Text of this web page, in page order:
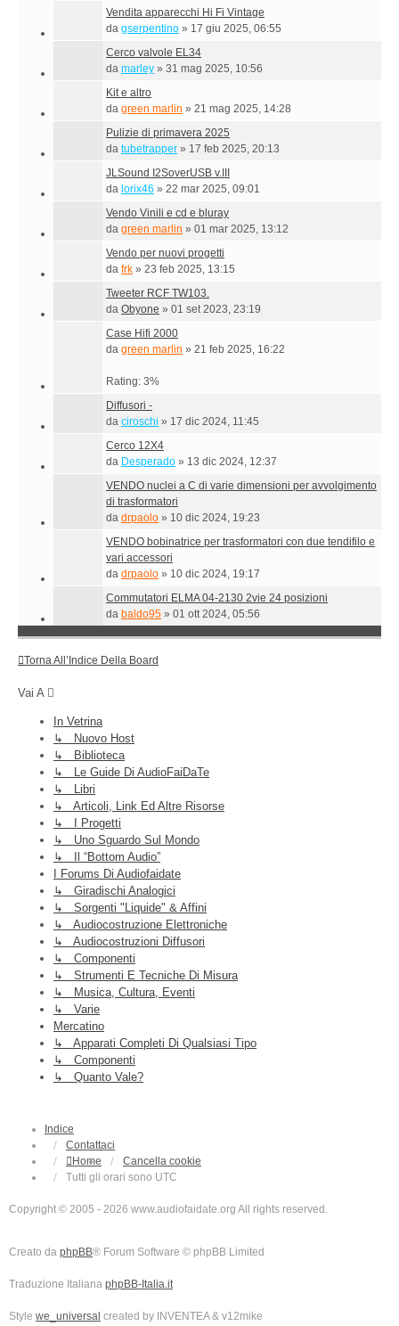
Vendita apparecchi Hi Fi Vintage
da gserpentino » 17 giu 2025, 06:55
Cerco valvole EL34
da marley » 31 mag 2025, 10:56
Kit e altro
da green marlin » 21 mag 2025, 14:28
Pulizie di primavera 2025
da tubetrapper » 17 feb 2025, 20:13
JLSound I2SoverUSB v.III
da lorix46 » 22 mar 2025, 09:01
Vendo Vinili e cd e bluray
da green marlin » 01 mar 2025, 13:12
Vendo per nuovi progetti
da frk » 23 feb 2025, 13:15
Tweeter RCF TW103.
da Obyone » 01 set 2023, 23:19
Case Hifi 2000
da green marlin » 21 feb 2025, 16:22
Rating: 3%
Diffusori -
da ciroschi » 17 dic 2024, 11:45
Cerco 12X4
da Desperado » 13 dic 2024, 12:37
VENDO nuclei a C di varie dimensioni per avvolgimento
di trasformatori
da drpaolo » 10 dic 2024, 19:23
VENDO bobinatrice per trasformatori con due tendifilo e
vari accessori
da drpaolo » 10 dic 2024, 19:17
Commutatori ELMA 04-2130 2vie 24 posizioni
da baldo95 » 01 ott 2024, 05:56
Torna All’Indice Della Board
Vai A
In Vetrina
↳ Nuovo Host
↳ Biblioteca
↳ Le Guide Di AudioFaiDaTe
↳ Libri
↳ Articoli, Link Ed Altre Risorse
↳ I Progetti
↳ Uno Sguardo Sul Mondo
↳ Il “Bottom Audio”
I Forums Di Audiofaidate
↳ Giradischi Analogici
↳ Sorgenti "liquide" & Affini
↳ Audiocostruzione Elettroniche
↳ Audiocostruzioni Diffusori
↳ Componenti
↳ Strumenti E Tecniche Di Misura
↳ Musica, Cultura, Eventi
↳ Varie
Mercatino
↳ Apparati Completi Di Qualsiasi Tipo
↳ Componenti
↳ Quanto Vale?
Indice
Contattaci
Home
Cancella cookie
Tutti gli orari sono UTC
Copyright © 2005 - 2026 www.audiofaidate.org All rights reserved.
Creato da phpBB® Forum Software © phpBB Limited
Traduzione Italiana phpBB-Italia.it
Style we_universal created by INVENTEA & v12mike